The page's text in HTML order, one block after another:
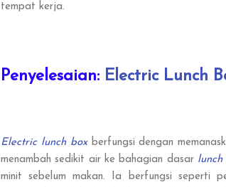
tempat kerja.
Penyelesaian: Electric Lunch
Electric lunch boxberfungsi dengan
menambah sedikit air ke bahagian dasar lunch
minit sebelum makan. Ia berfungsi seperti